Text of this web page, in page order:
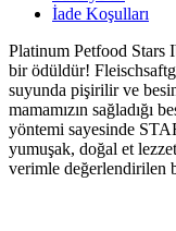
İade Koşulları
Platinum Petfood
bir ödüldür!
suyunda pişirilir ve
mamamızın sağladığı
yöntemi sayesinde
yumuşak, doğal et
verimle değerlendirilen